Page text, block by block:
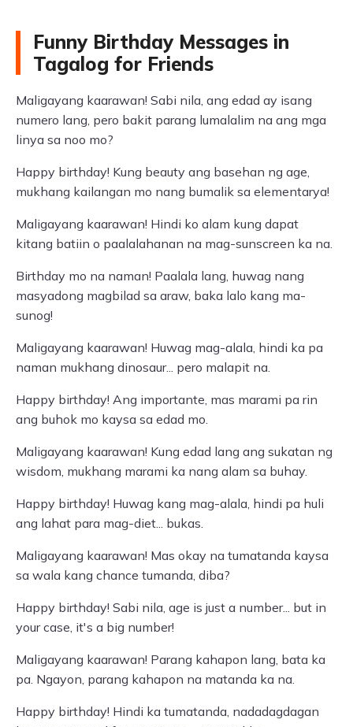
Funny Birthday Messages in
Tagalog for Friends
Maligayang kaarawan! Sabi nila, ang edad ay isang
numero lang, pero bakit parang lumalalim na ang mga
linya sa noo mo?
Happy birthday! Kung beauty ang basehan ng age,
mukhang kailangan mo nang bumalik sa elementarya!
Maligayang kaarawan! Hindi ko alam kung dapat
kitang batiin o paalalahanan na mag-sunscreen ka na.
Birthday mo na naman! Paalala lang, huwag nang
masyadong magbilad sa araw, baka lalo kang ma-
sunog!
Maligayang kaarawan! Huwag mag-alala, hindi ka pa
naman mukhang dinosaur... pero malapit na.
Happy birthday! Ang importante, mas marami pa rin
ang buhok mo kaysa sa edad mo.
Maligayang kaarawan! Kung edad lang ang sukatan ng
wisdom, mukhang marami ka nang alam sa buhay.
Happy birthday! Huwag kang mag-alala, hindi pa huli
ang lahat para mag-diet... bukas.
Maligayang kaarawan! Mas okay na tumatanda kaysa
sa wala kang chance tumanda, diba?
Happy birthday! Sabi nila, age is just a number... but in
your case, it's a big number!
Maligayang kaarawan! Parang kahapon lang, bata ka
pa. Ngayon, parang kahapon na matanda ka na.
Happy birthday! Hindi ka tumatanda, nadadagdagan